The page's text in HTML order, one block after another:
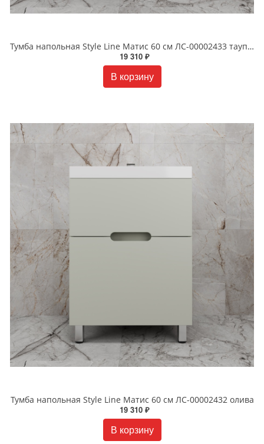
Тумба напольная Style Line Матис 60 см ЛС-00002433 тауп темный
19 310 ₽
В корзину
Тумба напольная Style Line Матис 60 см ЛС-00002432 олива
19 310 ₽
В корзину